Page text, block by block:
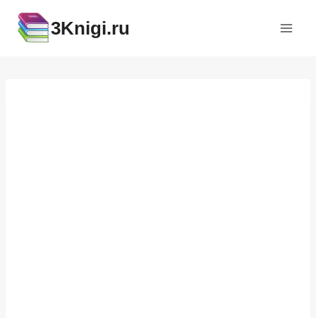
содержимому
3Knigi.ru